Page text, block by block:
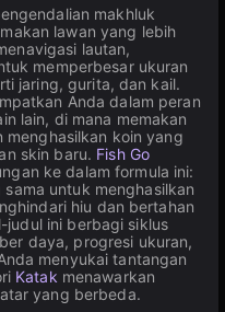
makhluk
lawan yang lebih
lautan,
memperbesar ukuran
jaring, gurita, dan kail.
Anda dalam peran
lain, di mana memakan
menghasilkan koin yang
skin baru. Fish Go
ke dalam formula ini:
untuk menghasilkan
hiu dan bertahan
judul ini berbagi siklus
daya, progresi ukuran,
menyukai tantangan
Katak menawarkan
yang berbeda.